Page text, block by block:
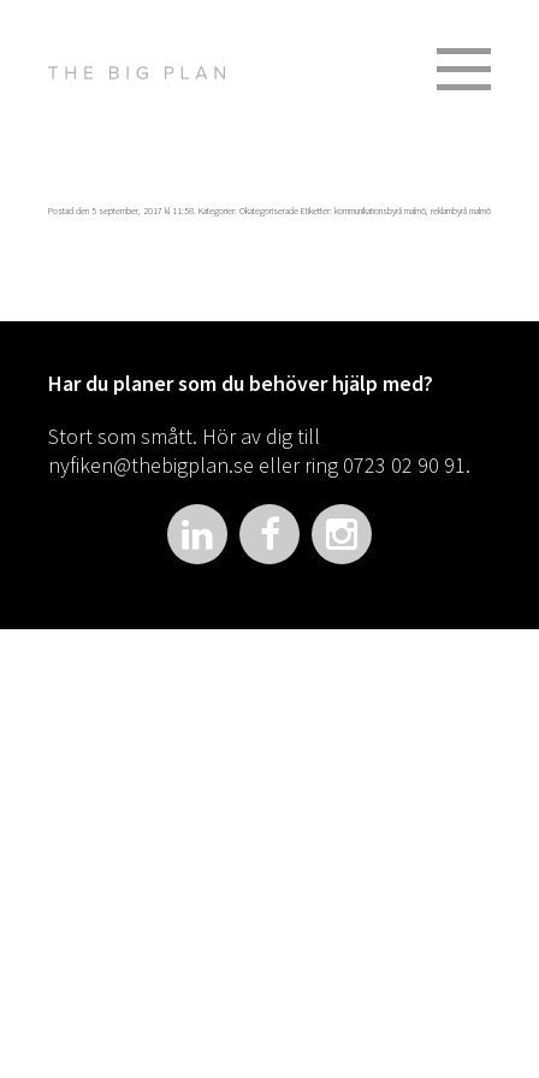
Postad den 5 september, 2017 kl 11:58. Kategorier: Okategoriserade Etiketter: kommunikationsbyrå malmö, reklambyrå malmö
Har du planer som du behöver hjälp med?
Stort som smått. Hör av dig till
nyfiken@thebigplan.se eller ring 0723 02 90 91.